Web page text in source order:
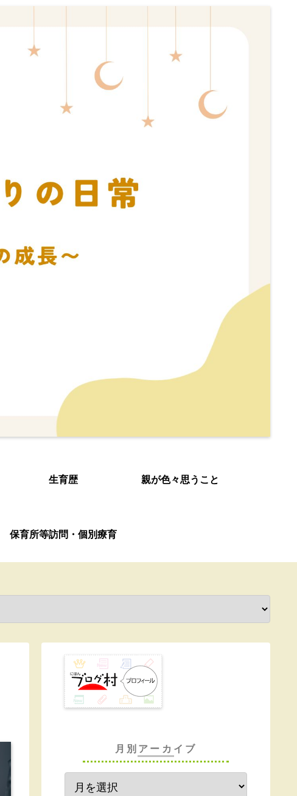
生育歴 親が色々思うこと
保育所等訪問・個別療育
月別アーカイブ